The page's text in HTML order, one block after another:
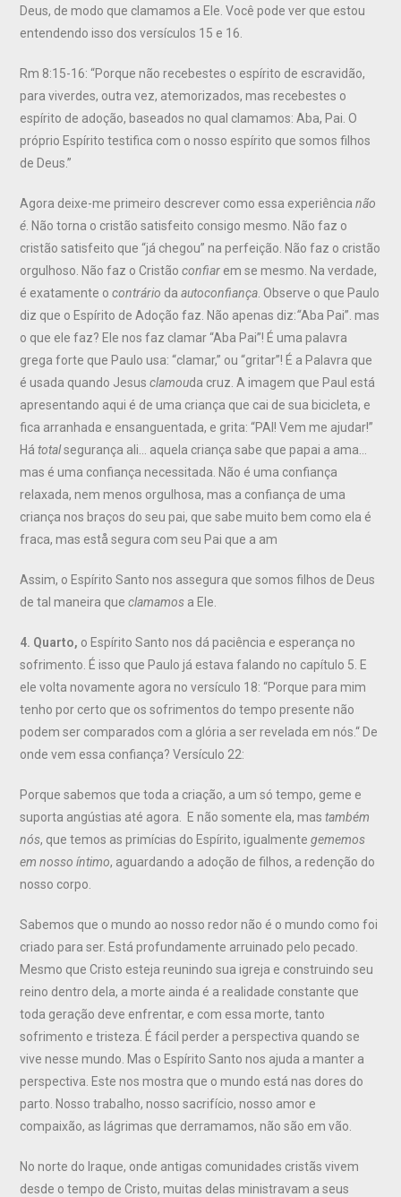
Deus, de modo que clamamos a Ele. Você pode ver que estou
entendendo isso dos versículos 15 e 16.
Rm 8:15-16: “Porque não recebestes o espírito de escravidão,
para viverdes, outra vez, atemorizados, mas recebestes o
espírito de adoção, baseados no qual clamamos: Aba, Pai. O
próprio Espírito testifica com o nosso espírito que somos filhos
de Deus.”
Agora deixe-me primeiro descrever como essa experiêncianão
é . Não torna o cristão satisfeito consigo mesmo. Não faz o
cristão satisfeito que “já chegou” na perfeição. Não faz o cristão
orgulhoso. Não faz o Cristãoconfiar em se mesmo. Na verdade,
é exatamente ocontrário daautoconfiança . Observe o que Paulo
diz que o Espírito de Adoção faz. Não apenas diz:“Aba Pai”. mas
o que ele faz? Ele nos faz clamar “Aba Pai”! É uma palavra
grega forte que Paulo usa: “clamar,” ou “gritar”! É a Palavra que
é usada quando Jesusclamouda cruz. A imagem que Paul está
apresentando aqui é de uma criança que cai de sua bicicleta, e
fica arranhada e ensanguentada, e grita: “PAI! Vem me ajudar!”
Hátotalsegurança ali… aquela criança sabe que papai a ama…
mas é uma confiança necessitada. Não é uma confiança
relaxada, nem menos orgulhosa, mas a confiança de uma
criança nos braços do seu pai, que sabe muito bem como ela é
fraca, mas estå segura com seu Pai que a am
Assim, o Espírito Santo nos assegura que somos filhos de Deus
de tal maneira queclamamos a Ele.
4. Quarto, o Espírito Santo nos dá paciência e esperança no
sofrimento. É isso que Paulo já estava falando no capítulo 5. E
ele volta novamente agora no versículo 18: “Porque para mim
tenho por certo que os sofrimentos do tempo presente não
podem ser comparados com a glória a ser revelada em nós.“ De
onde vem essa confiança? Versículo 22:
Porque sabemos que toda a criação, a um só tempo, geme e
suporta angústias até agora. E não somente ela, mastambém
nós, que temos as primícias do Espírito, igualmentegememos
em nosso íntimo, aguardando a adoção de filhos, a redenção do
nosso corpo.
Sabemos que o mundo ao nosso redor não é o mundo como foi
criado para ser. Está profundamente arruinado pelo pecado.
Mesmo que Cristo esteja reunindo sua igreja e construindo seu
reino dentro dela, a morte ainda é a realidade constante que
toda geração deve enfrentar, e com essa morte, tanto
sofrimento e tristeza. É fácil perder a perspectiva quando se
vive nesse mundo. Mas o Espírito Santo nos ajuda a manter a
perspectiva. Este nos mostra que o mundo está nas dores do
parto. Nosso trabalho, nosso sacrifício, nosso amor e
compaixão, as lágrimas que derramamos, não são em vão.
No norte do Iraque, onde antigas comunidades cristãs vivem
desde o tempo de Cristo, muitas delas ministravam a seus